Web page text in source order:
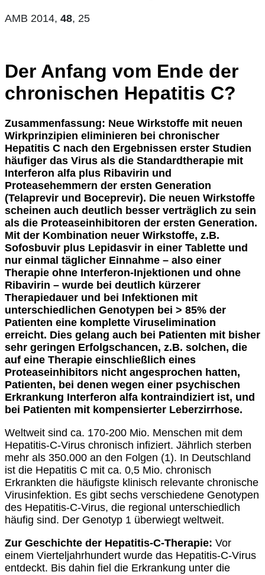
AMB 2014, 48, 25
Der Anfang vom Ende der
chronischen Hepatitis C?
Zusammenfassung: Neue Wirkstoffe mit neuen
Wirkprinzipien eliminieren bei chronischer
Hepatitis C nach den Ergebnissen erster Studien
häufiger das Virus als die Standardtherapie mit
Interferon alfa plus Ribavirin und
Proteasehemmern der ersten Generation
(Telaprevir und Boceprevir). Die neuen Wirkstoffe
scheinen auch deutlich besser verträglich zu sein
als die Proteaseinhibitoren der ersten Generation.
Mit der Kombination neuer Wirkstoffe, z.B.
Sofosbuvir plus Lepidasvir in einer Tablette und
nur einmal täglicher Einnahme – also einer
Therapie ohne Interferon-Injektionen und ohne
Ribavirin – wurde bei deutlich kürzerer
Therapiedauer und bei Infektionen mit
unterschiedlichen Genotypen bei > 85% der
Patienten eine komplette Viruselimination
erreicht. Dies gelang auch bei Patienten mit bisher
sehr geringen Erfolgschancen, z.B. solchen, die
auf eine Therapie einschließlich eines
Proteaseinhibitors nicht angesprochen hatten,
Patienten, bei denen wegen einer psychischen
Erkrankung Interferon alfa kontraindiziert ist, und
bei Patienten mit kompensierter Leberzirrhose.
Weltweit sind ca. 170-200 Mio. Menschen mit dem
Hepatitis-C-Virus chronisch infiziert. Jährlich sterben
mehr als 350.000 an den Folgen (1). In Deutschland
ist die Hepatitis C mit ca. 0,5 Mio. chronisch
Erkrankten die häufigste klinisch relevante chronische
Virusinfektion. Es gibt sechs verschiedene Genotypen
des Hepatitis-C-Virus, die regional unterschiedlich
häufig sind. Der Genotyp 1 überwiegt weltweit.
Zur Geschichte der Hepatitis-C-Therapie: Vor
einem Vierteljahrhundert wurde das Hepatitis-C-Virus
entdeckt. Bis dahin fiel die Erkrankung unter die